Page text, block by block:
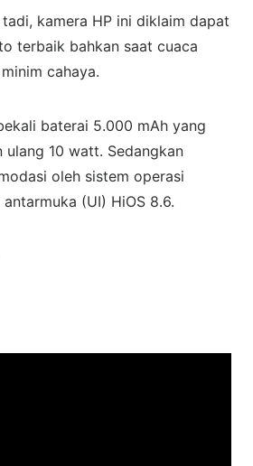
kamera HP ini diklaim dapat
terbaik bahkan saat cuaca
cahaya.
baterai 5.000 mAh yang
ulang 10 watt. Sedangkan
oleh sistem operasi
(UI) HiOS 8.6.